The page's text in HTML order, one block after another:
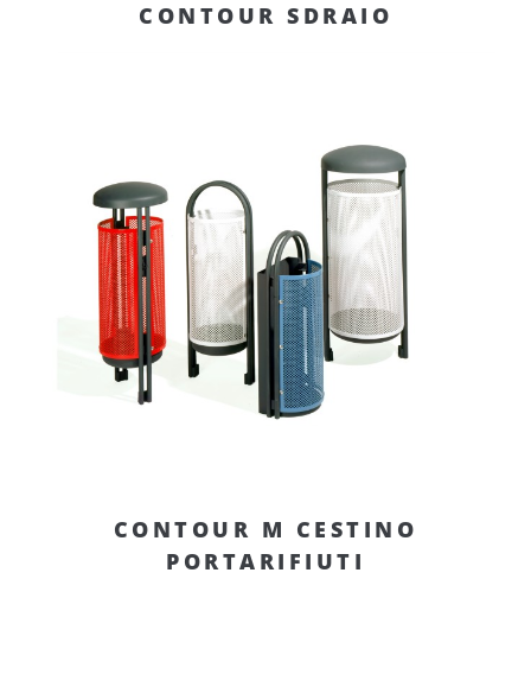
CONTOUR SDRAIO
CONTOUR M CESTINO
PORTARIFIUTI